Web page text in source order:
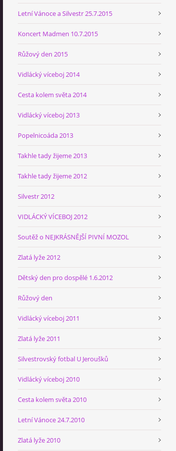
Letní Vánoce a Silvestr 25.7.2015
Koncert Madmen 10.7.2015
Růžový den 2015
Vidlácký víceboj 2014
Cesta kolem světa 2014
Vidlácký víceboj 2013
Popelnicoáda 2013
Takhle tady žijeme 2013
Takhle tady žijeme 2012
Silvestr 2012
VIDLÁCKÝ VÍCEBOJ 2012
Soutěž o NEJKRÁSNĚJŠÍ PIVNÍ MOZOL
Zlatá lyže 2012
Dětský den pro dospělé 1.6.2012
Růžový den
Vidlácký víceboj 2011
Zlatá lyže 2011
Silvestrovský fotbal U Jeroušků
Vidlácký víceboj 2010
Cesta kolem světa 2010
Letní Vánoce 24.7.2010
Zlatá lyže 2010